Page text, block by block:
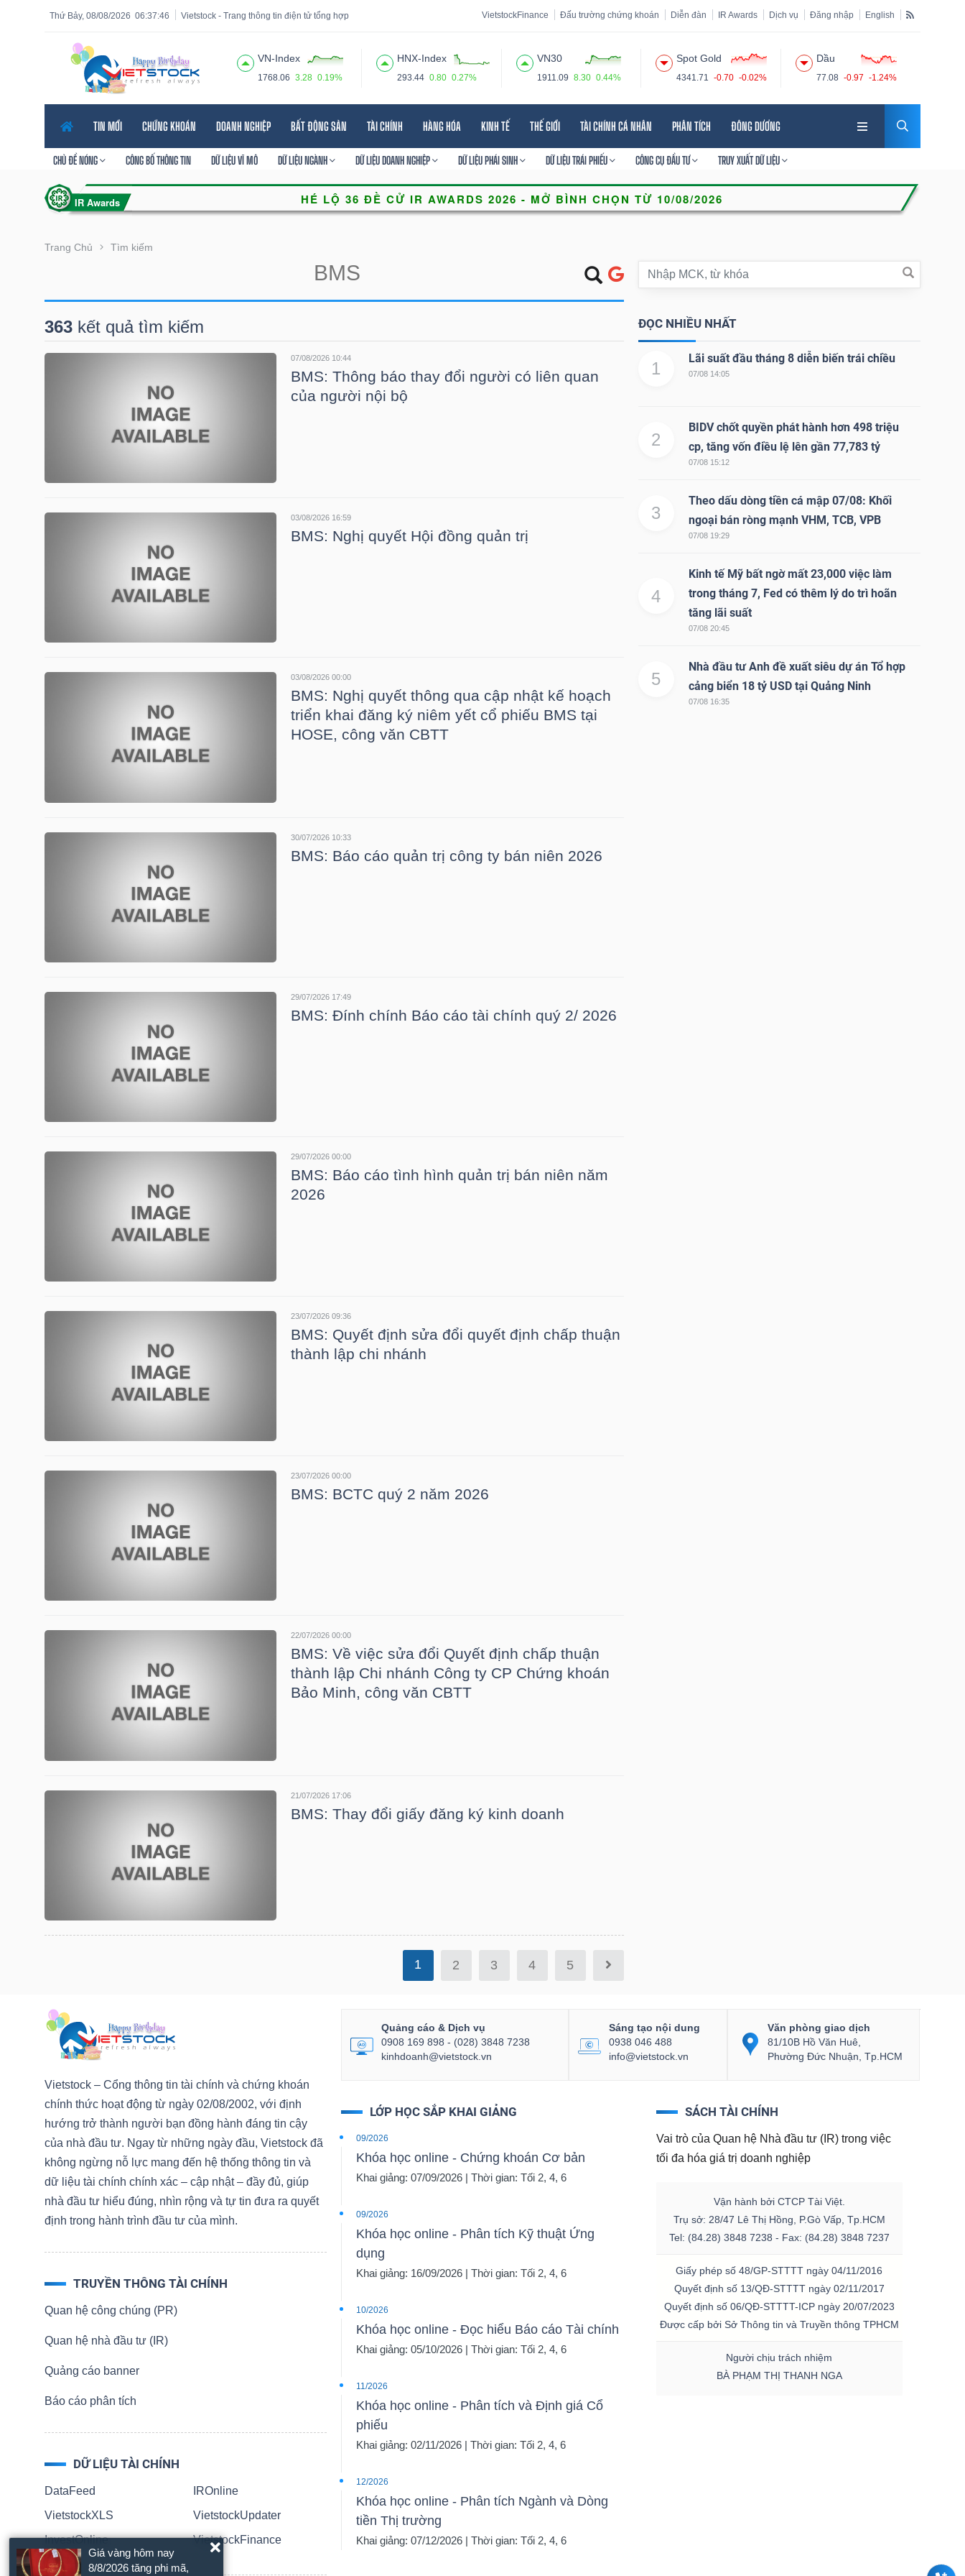
06:37:47
Thứ Bảy, 08/08/2026 Vietstock - Trang thông tin điện tử tổng hợp VietstockFinance Đấu trường chứng khoán Diễn đàn IR Awards Dịch vụ Đăng nhập English
VN-Index
1768.06 3.28 0.19%
HNX-Index
293.44 0.80 0.27%
VN30
1911.09 8.30 0.44%
Spot Gold
4341.71 -0.70 -0.02%
Dầu
77.08 -0.97 -1.24%
TIN MỚI CHỨNG KHOÁN DOANH NGHIỆP BẤT ĐỘNG SẢN TÀI CHÍNH HÀNG HÓA KINH TẾ THẾ GIỚI TÀI CHÍNH CÁ NHÂN PHÂN TÍCH ĐÔNG DƯƠNG
CHỦ ĐỀ NÓNG CÔNG BỐ THÔNG TIN DỮ LIỆU VĨ MÔ DỮ LIỆU NGÀNH DỮ LIỆU DOANH NGHIỆP DỮ LIỆU PHÁI SINH DỮ LIỆU TRÁI PHIẾU CÔNG CỤ ĐẦU TƯ TRUY XUẤT DỮ LIỆU
Trang Chủ Tìm kiếm
363 kết quả tìm kiếm
07/08/2026 10:44
BMS: Thông báo thay đổi người có liên quan
của người nội bộ
03/08/2026 16:59
BMS: Nghị quyết Hội đồng quản trị
03/08/2026 00:00
BMS: Nghị quyết thông qua cập nhật kế hoạch
triển khai đăng ký niêm yết cổ phiếu BMS tại
HOSE, công văn CBTT
30/07/2026 10:33
BMS: Báo cáo quản trị công ty bán niên 2026
29/07/2026 17:49
BMS: Đính chính Báo cáo tài chính quý 2/ 2026
29/07/2026 00:00
BMS: Báo cáo tình hình quản trị bán niên năm
2026
23/07/2026 09:36
BMS: Quyết định sửa đổi quyết định chấp thuận
thành lập chi nhánh
23/07/2026 00:00
BMS: BCTC quý 2 năm 2026
22/07/2026 00:00
BMS: Về việc sửa đổi Quyết định chấp thuận
thành lập Chi nhánh Công ty CP Chứng khoán
Bảo Minh, công văn CBTT
21/07/2026 17:06
BMS: Thay đổi giấy đăng ký kinh doanh
1 2 3 4 5
ĐỌC NHIỀU NHẤT
1
Lãi suất đầu tháng 8 diễn biến trái chiều
07/08 14:05
2
BIDV chốt quyền phát hành hơn 498 triệu
cp, tăng vốn điều lệ lên gần 77,783 tỷ
07/08 15:12
3
Theo dấu dòng tiền cá mập 07/08: Khối
ngoại bán ròng mạnh VHM, TCB, VPB
07/08 19:29
4
Kinh tế Mỹ bất ngờ mất 23,000 việc làm
trong tháng 7, Fed có thêm lý do trì hoãn
tăng lãi suất
07/08 20:45
5
Nhà đầu tư Anh đề xuất siêu dự án Tổ hợp
cảng biển 18 tỷ USD tại Quảng Ninh
07/08 16:35
Vietstock – Cổng thông tin tài chính và chứng khoán
chính thức hoạt động từ ngày 02/08/2002, với định
hướng trở thành người bạn đồng hành đáng tin cậy
của nhà đầu tư. Ngay từ những ngày đầu, Vietstock đã
không ngừng nỗ lực mang đến hệ thống thông tin và
dữ liệu tài chính chính xác – cập nhật – đầy đủ, giúp
nhà đầu tư hiểu đúng, nhìn rộng và tự tin đưa ra quyết
định trong hành trình đầu tư của mình.
TRUYỀN THÔNG TÀI CHÍNH
Quan hệ công chúng (PR)
Quan hệ nhà đầu tư (IR)
Quảng cáo banner
Báo cáo phân tích
DỮ LIỆU TÀI CHÍNH
DataFeed
VietstockXLS
InvestOnline
IROnline
VietstockUpdater
VietstockFinance
Quảng cáo & Dịch vụ
0908 169 898 - (028) 3848 7238
kinhdoanh@vietstock.vn
Sáng tạo nội dung
0938 046 488
info@vietstock.vn
Văn phòng giao dịch
81/10B Hồ Văn Huê,
Phường Đức Nhuận, Tp.HCM
LỚP HỌC SẮP KHAI GIẢNG
09/2026
Khóa học online - Chứng khoán Cơ bản
Khai giảng: 07/09/2026 | Thời gian: Tối 2, 4, 6
09/2026
Khóa học online - Phân tích Kỹ thuật Ứng
dụng
Khai giảng: 16/09/2026 | Thời gian: Tối 2, 4, 6
10/2026
Khóa học online - Đọc hiểu Báo cáo Tài chính
Khai giảng: 05/10/2026 | Thời gian: Tối 2, 4, 6
11/2026
Khóa học online - Phân tích và Định giá Cổ
phiếu
Khai giảng: 02/11/2026 | Thời gian: Tối 2, 4, 6
12/2026
Khóa học online - Phân tích Ngành và Dòng
tiền Thị trường
Khai giảng: 07/12/2026 | Thời gian: Tối 2, 4, 6
SÁCH TÀI CHÍNH
Vai trò của Quan hệ Nhà đầu tư (IR) trong việc
tối đa hóa giá trị doanh nghiệp
Vận hành bởi CTCP Tài Việt.
Trụ sở: 28/47 Lê Thị Hồng, P.Gò Vấp, Tp.HCM
Tel: (84.28) 3848 7238 - Fax: (84.28) 3848 7237
Giấy phép số 48/GP-STTTT ngày 04/11/2016
Quyết định số 13/QĐ-STTTT ngày 02/11/2017
Quyết định số 06/QĐ-STTTT-ICP ngày 20/07/2023
Được cấp bởi Sở Thông tin và Truyền thông TPHCM
Người chịu trách nhiệm
BÀ PHẠM THỊ THANH NGA
Tính năng
năng
VIETSTOCK
KHOÁN
ĐỘNG
HÓA
SINH
ĐẦU
SECTOR
NĂNG
LƯỢNG
VẬT
LIỆU
CÔNG
DÙNG
KHÔNG
THIẾT
Giá vàng hôm nay
8/8/2026 tăng phi mã,